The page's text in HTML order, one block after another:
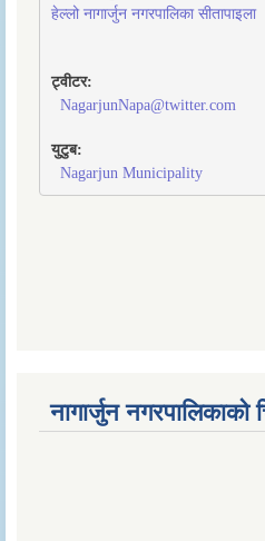
हेल्लो नागार्जुन नगरपालिका सीतापाइला
ट्वीटर:
NagarjunNapa@twitter.com
युटुब:
Nagarjun Municipality
नागार्जुन नगरपालिकाको